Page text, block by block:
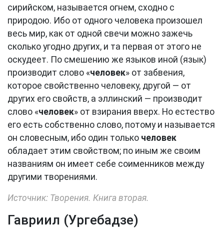
сирийском, называется огнем, сходно с
природою. Ибо от одного человека произошел
весь мир, как от одной свечи можно зажечь
сколько угодно других, и та первая от этого не
оскудеет. По смешению же языков иной (язык)
производит слово «человек» от забвения,
которое свойственно человеку, другой — от
других его свойств, а эллинский — производит
слово «человек» от взирания вверх. Но естество
его есть собственно слово, потому и называется
он словесным, ибо один только человек
обладает этим свойством; по иным же своим
названиям он имеет себе соименников между
другими творениями.
Источник: Творения. Книга вторая.
Гавриил (Ургебадзе)